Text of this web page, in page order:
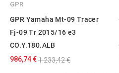
GPR
GPR Yamaha Mt-09 Tracer
Fj-09 Tr 2015/16 e3
CO.Y.180.ALB
986,74 €1.233,42 €